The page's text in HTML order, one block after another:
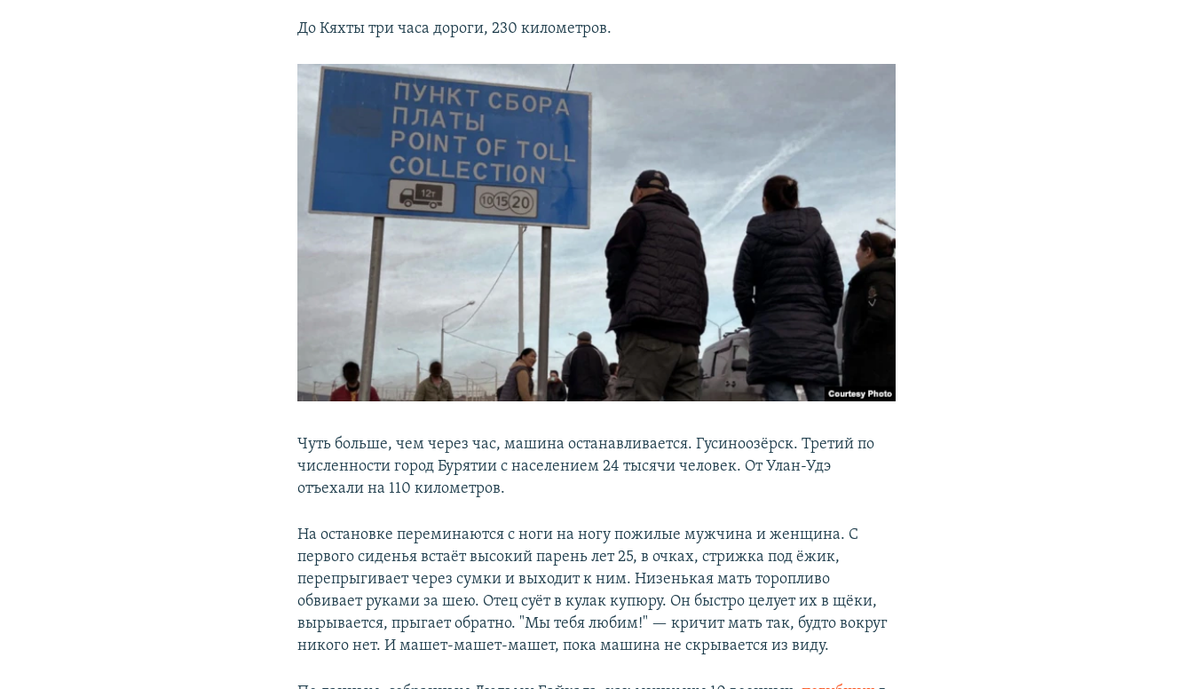
До Кяхты три часа дороги, 230 километров.
Чуть больше, чем через час, машина останавливается. Гусиноозёрск. Третий по
численности город Бурятии с населением 24 тысячи человек. От Улан-Удэ
отъехали на 110 километров.
На остановке переминаются с ноги на ногу пожилые мужчина и женщина. С
первого сиденья встаёт высокий парень лет 25, в очках, стрижка под ёжик,
перепрыгивает через сумки и выходит к ним. Низенькая мать торопливо
обвивает руками за шею. Отец суёт в кулак купюру. Он быстро целует их в щёки,
вырывается, прыгает обратно. "Мы тебя любим!" — кричит мать так, будто вокруг
никого нет. И машет-машет-машет, пока машина не скрывается из виду.